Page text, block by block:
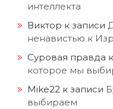
интеллекта
Виктор к записи
ненавистью к
Суровая правда
которое мы
Mike22 к записи
выбираем